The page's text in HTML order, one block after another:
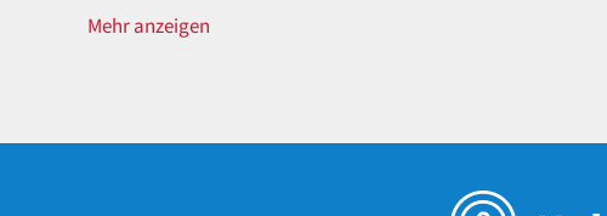
Mehr anzeigen